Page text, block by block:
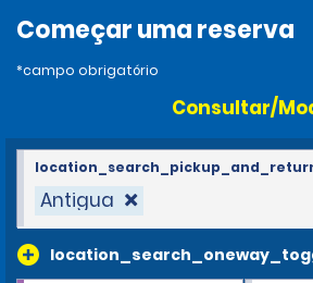
Começar uma reserva
*campo obrigatório
Consultar/
Antigua